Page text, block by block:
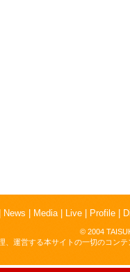
News Media| Live| Profile|
© 2004
、運営する本サイトの一切のコン